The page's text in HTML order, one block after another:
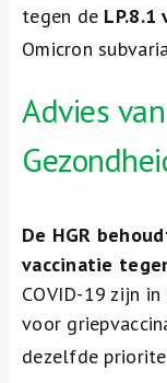
tegen de LP.8.1
Omicron
Advies
De HGR
vaccinatie
COVID-19 zijn
voor
dezelfde